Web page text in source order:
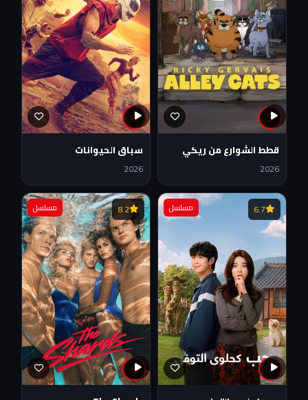
5
قطط الشوارع من ريكي
جيرفيز
2026
6
سباق الحيوانات
2026
6.7 مسلسل
7
8.2 مسلسل
8